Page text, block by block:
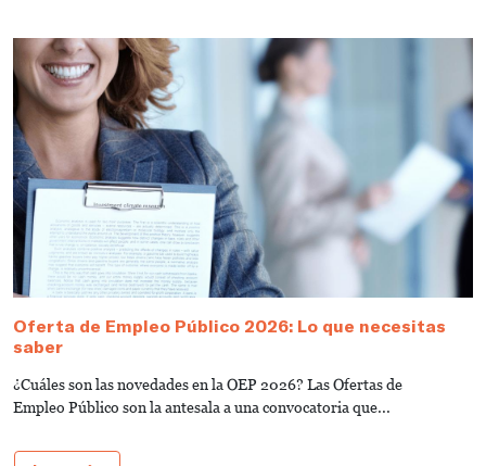
Oferta de Empleo Público 2026: Lo que necesitas
saber
¿Cuáles son las novedades en la OEP 2026? Las Ofertas de
Empleo Público son la antesala a una convocatoria que...